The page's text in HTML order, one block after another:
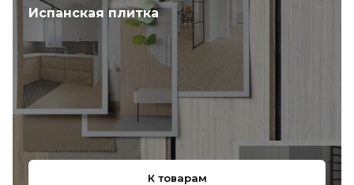
Испанская плитка
К товарам